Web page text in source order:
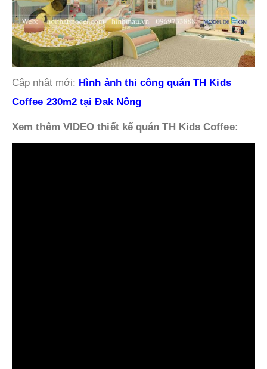
Cập nhật mới: Hình ảnh thi công quán TH Kids
Coffee 230m2 tại Đak Nông
Xem thêm VIDEO thiết kế quán TH Kids Coffee: